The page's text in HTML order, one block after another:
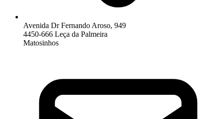
Avenida Dr Fernando Aroso, 949
4450-666 Leça da Palmeira
Matosinhos